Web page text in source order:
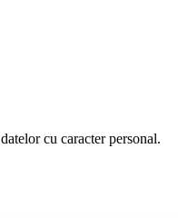
cu caracter personal.